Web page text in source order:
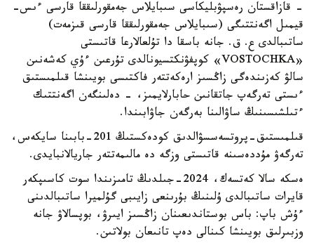
- قازاقستان رەسپۋبليكاسى سىبايلاس جەمقورلىققا قارسى ءىس-
قيمىل اگەنتتىگى (سىبايلاس جەمقورلىققا قارسى قىزمەت)
ساتىبالدى ع. ق. جانە باسقا دا تۇلعالارعا قاتىستى
«VOSTOCHKA» كوپفۋنكتسيونالدى تۇرعىن ءۇي كەشەنىن
سالۋ كەزىندەگى زاڭسىز ارەكەتتەر فاكتىسى بويىنشا قىلمىستىق
ءىستى تەرگەپ جاتقانىن حابارلايمىز، - دەلىنگەن اگەنتتىك
ءتىلشىسىنىڭ ساۋالىنا بەرگەن جاۋابىندا.
قىلمىستىق-پروتسەسسۋالدىق كودەكستىڭ 201-بابىنا سايكەس،
تەرگەۋ مۇددەسىنە قاتىستى وزگە دە مالىمەتتەر جاريالانبايدى.
ەسكە سالا كەتسەك، 2024-جىلدىڭ تامىزىندا سوت كاسىپكەر
قايرات ساتىبالدى ۇلىنىڭ بۇرىنعى زايىبى گۇلميرا ساتىبالدىنى
ءۇش باپ: باس بوستاندىعىنان زاڭسىز ايىرۋ، بوپسالاۋ جانە
وزبىرلىق بويىنشا كىنالى دەپ تانىعان بولاتىن.